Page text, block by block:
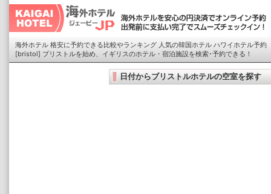
日付からブリストルホテルの空室を探す
海外ホテル 格安に予約できる比較やランキング 人気の韓国ホテル ハワイホテル予約
[bristol] ブリストルを始め、イギリスのホテル・宿泊施設を検索･予約できる！